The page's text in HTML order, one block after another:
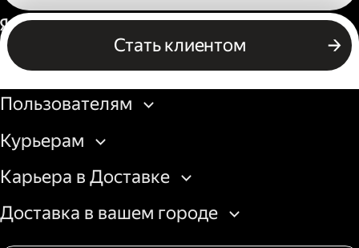
Стать клиентом
Россия
Бизнесу
Пользователям
Курьерам
Карьера в Доставке
Доставка в вашем городе